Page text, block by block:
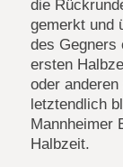
die
gemerkt und
des Gegners
ersten
oder
letztendlich
Mannheimer
Halbzeit.